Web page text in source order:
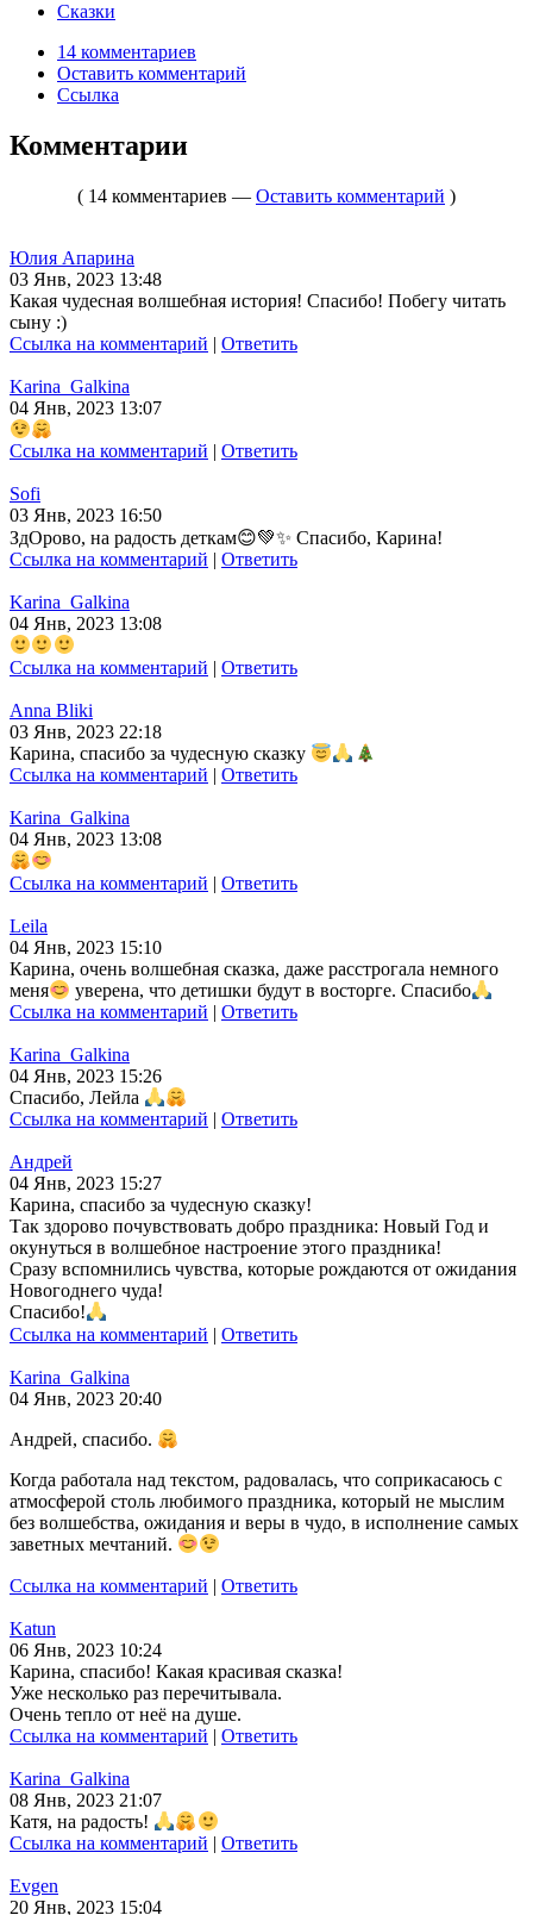
Сказки
14 комментариев
Оставить комментарий
Ссылка
Комментарии
( 14 комментариев — Оставить комментарий )
Юлия Апарина
03 Янв, 2023 13:48
Какая чудесная волшебная история! Спасибо! Побегу читать
сыну :)
Ссылка на комментарий | Ответить
Karina_Galkina
04 Янв, 2023 13:07
Ссылка на комментарий | Ответить
Sofi
03 Янв, 2023 16:50
ЗдОрово, на радость деткам😊💚✨ Спасибо, Карина!
Ссылка на комментарий | Ответить
Karina_Galkina
04 Янв, 2023 13:08
Ссылка на комментарий | Ответить
Anna Bliki
03 Янв, 2023 22:18
Карина, спасибо за чудесную сказку
Ссылка на комментарий | Ответить
Karina_Galkina
04 Янв, 2023 13:08
Ссылка на комментарий | Ответить
Leila
04 Янв, 2023 15:10
Карина, очень волшебная сказка, даже расстрогала немного
меня
уверена, что детишки будут в восторге. Спасибо
Ссылка на комментарий | Ответить
Karina_Galkina
04 Янв, 2023 15:26
Спасибо, Лейла
Ссылка на комментарий | Ответить
Андрей
04 Янв, 2023 15:27
Карина, спасибо за чудесную сказку!
Так здорово почувствовать добро праздника: Новый Год и
окунуться в волшебное настроение этого праздника!
Сразу вспомнились чувства, которые рождаются от ожидания
Новогоднего чуда!
Спасибо!
Ссылка на комментарий | Ответить
Karina_Galkina
04 Янв, 2023 20:40
Андрей, спасибо.
Когда работала над текстом, радовалась, что соприкасаюсь с
атмосферой столь любимого праздника, который не мыслим
без волшебства, ожидания и веры в чудо, в исполнение самых
заветных мечтаний.
Ссылка на комментарий | Ответить
Katun
06 Янв, 2023 10:24
Карина, спасибо! Какая красивая сказка!
Уже несколько раз перечитывала.
Очень тепло от неё на душе.
Ссылка на комментарий | Ответить
Karina_Galkina
08 Янв, 2023 21:07
Катя, на радость!
Ссылка на комментарий | Ответить
Evgen
20 Янв, 2023 15:04